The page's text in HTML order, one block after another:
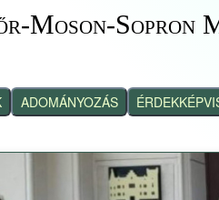
Moson-Sopron
ADOMÁNYOZÁS